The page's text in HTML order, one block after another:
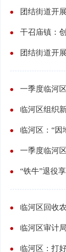
团结街道开
干召庙镇：
团结街道开
一季度临河
临河区组织
临河区：“因
一季度临河
“铁牛”退役
临河区回收
临河区审计
临河区：打